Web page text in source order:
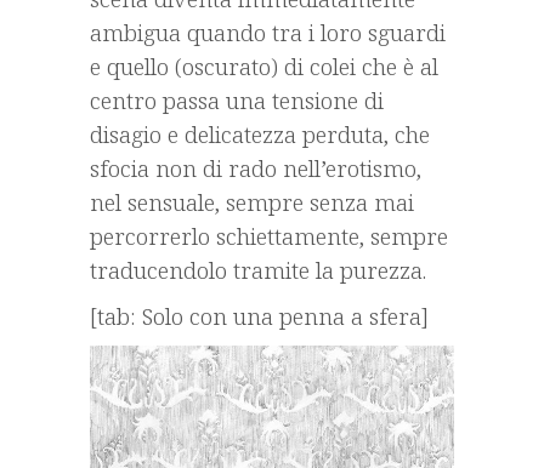
ambigua quando tra i loro sguardi
e quello (oscurato) di colei che è al
centro passa una tensione di
disagio e delicatezza perduta, che
sfocia non di rado nell’erotismo,
nel sensuale, sempre senza mai
percorrerlo schiettamente, sempre
traducendolo tramite la purezza.
[tab: Solo con una penna a sfera]